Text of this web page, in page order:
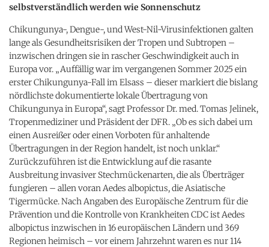
selbstverständlich werden wie Sonnenschutz
Chikungunya-, Dengue-, und West-Nil-Virusinfektionen galten
lange als Gesundheitsrisiken der Tropen und Subtropen –
inzwischen dringen sie in rascher Geschwindigkeit auch in
Europa vor. „Auffällig war im vergangenen Sommer 2025 ein
erster Chikungunya-Fall im Elsass – dieser markiert die bislang
nördlichste dokumentierte lokale Übertragung von
Chikungunya in Europa“, sagt Professor Dr. med. Tomas Jelinek,
Tropenmediziner und Präsident der DFR. „Ob es sich dabei um
einen Ausreißer oder einen Vorboten für anhaltende
Übertragungen in der Region handelt, ist noch unklar.“
Zurückzuführen ist die Entwicklung auf die rasante
Ausbreitung invasiver Stechmückenarten, die als Überträger
fungieren – allen voran Aedes albopictus, die Asiatische
Tigermücke. Nach Angaben des Europäische Zentrum für die
Prävention und die Kontrolle von Krankheiten CDC ist Aedes
albopictus inzwischen in 16 europäischen Ländern und 369
Regionen heimisch – vor einem Jahrzehnt waren es nur 114